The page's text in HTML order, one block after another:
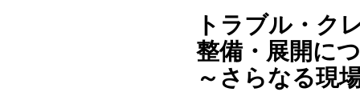
トラブル・ク
整備・展開に
～さらなる現